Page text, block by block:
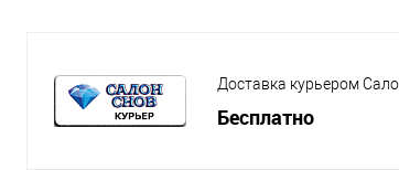
Доставка курьером
Бесплатно